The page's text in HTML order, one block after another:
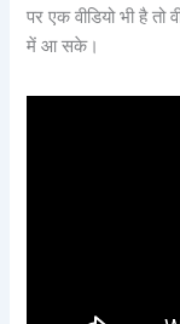
पर एक वीडियो भी है
में आ सके।